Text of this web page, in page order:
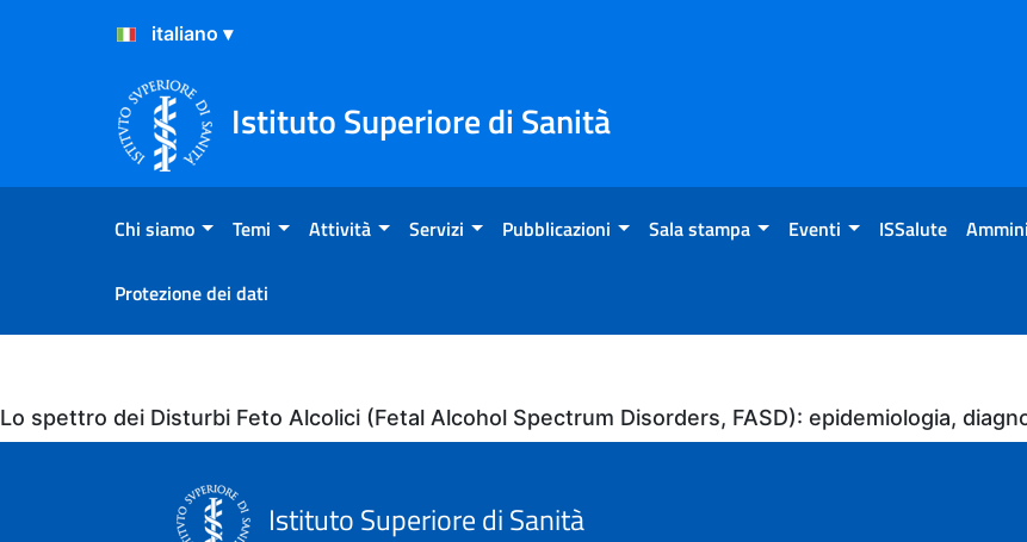
Salta al Contenuto
Salta al Footer
Istituto Superiore di Sanità
Chi siamo Temi Attività Servizi Pubblicazioni Sala stampa Eventi ISSalute
Protezione dei dati
Eventi
Lo spettro dei Disturbi Feto Alcolici (Fetal Alcohol Spectrum Disorders, FASD): epidemiologia,
Istituto Superiore di Sanità